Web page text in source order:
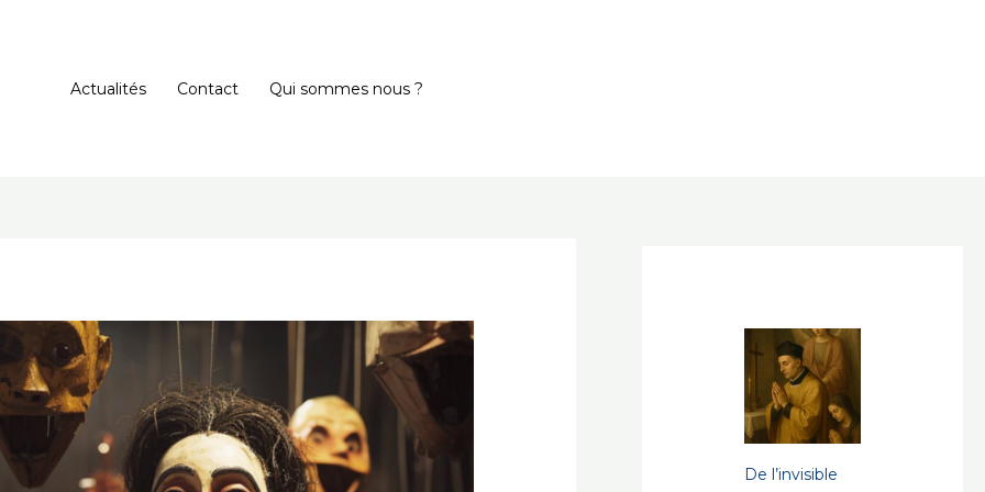
Actualités
Contact Qui sommes nous ?
De l’invisible